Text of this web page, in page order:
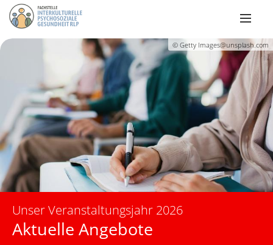
© Getty Images@unsplash.com
Unser Veranstaltungsjahr 2026
Aktuelle Angebote